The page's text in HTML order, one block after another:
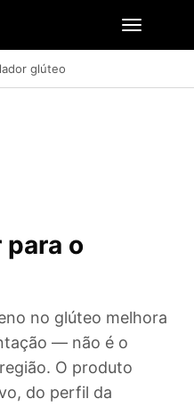
glúteo
o
no glúteo melhora
— não é o
O produto
do perfil da